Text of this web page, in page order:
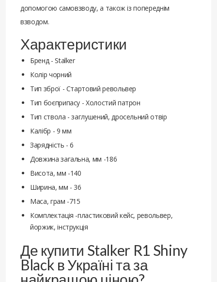
допомогою самовзводу, а також із попереднім
взводом.
Характеристики
Бренд - Stalker
Колір чорний
Тип зброї - Стартовий револьвер
Тип боєприпасу - Холостий патрон
Тип ствола - заглушений, дросельний отвір
Калібр - 9 мм
Зарядність - 6
Довжина загальна, мм -186
Висота, мм -140
Ширина, мм - 36
Маса, грам -715
Комплектація -пластиковий кейс, револьвер,
йоржик, інструкція
Де купити Stalker R1 Shiny
Black в Україні та за